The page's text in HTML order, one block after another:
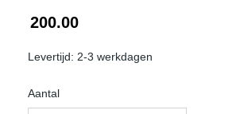
200.00
Levertijd: 2-3 werkdagen
Aantal